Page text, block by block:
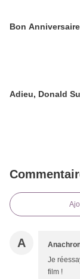
Bon
Adieu, Donald
A
Je
film !